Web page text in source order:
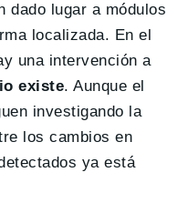
dado lugar a módulos
localizada. En el
una intervención a
existe. Aunque el
investigando la
los cambios en
ya está